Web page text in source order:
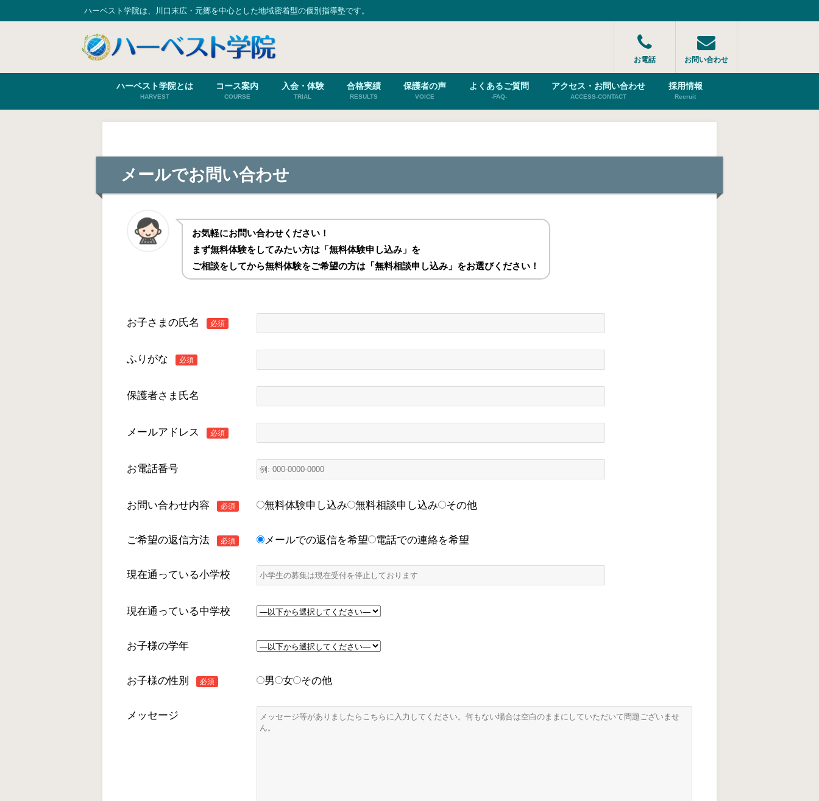
ハーベスト学院は、川口末広・元郷を中心とした地域密着型の個別指導塾です。
お電話 お問い合わせ
ハーベスト学院とは
HARVEST
コース案内
COURSE
入会・体験
TRIAL
合格実績
RESULTS
保護者の声
VOICE
よくあるご質問
-FAQ-
アクセス・お問い合わせ
ACCESS-CONTACT
採用情報
Recruit
メールでお問い合わせ
お気軽にお問い合わせください！
まず無料体験をしてみたい方は「無料体験申し込み」を
ご相談をしてから無料体験をご希望の方は「無料相談申し込み」をお選びください！
お子さまの氏名 必須
ふりがな 必須
保護者さま氏名
メールアドレス 必須
お電話番号
お問い合わせ内容 必須 無料体験申し込み 無料相談申し込み その他
ご希望の返信方法 必須 メールでの返信を希望 電話での連絡を希望
現在通っている小学校
現在通っている中学校
お子様の学年
お子様の性別 必須 男 女 その他
メッセージ